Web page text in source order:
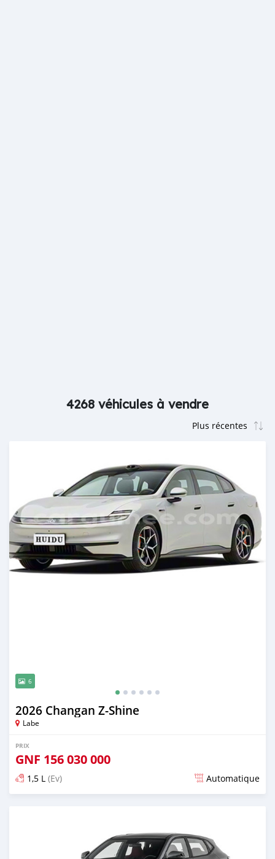
4268 véhicules à vendre
6
2026 Changan Z-Shine
Labe
PRIX
GNF 156 030 000
1,5 L (Ev) Automatique